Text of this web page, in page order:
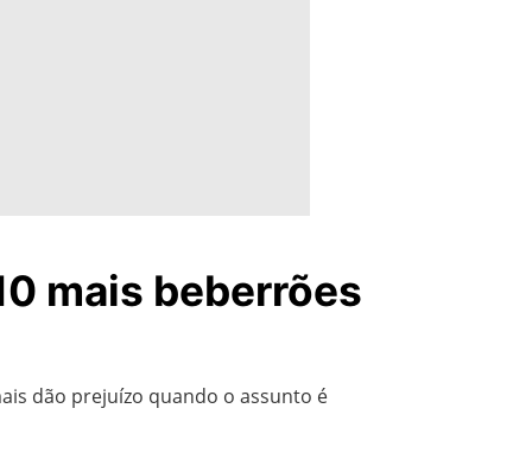
mais beberrões
dão prejuízo quando o assunto é